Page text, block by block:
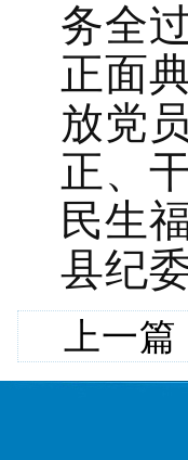
务全
正面
放党
正、
民生
县纪
上一篇